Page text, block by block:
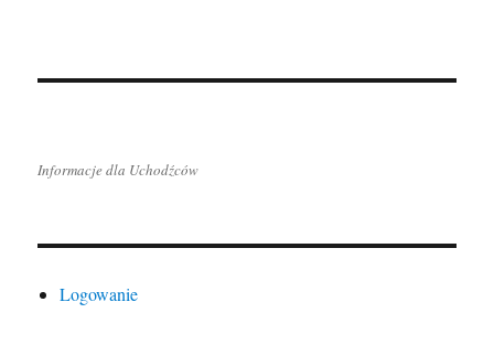
Informacje dla Uchodźców
Logowanie